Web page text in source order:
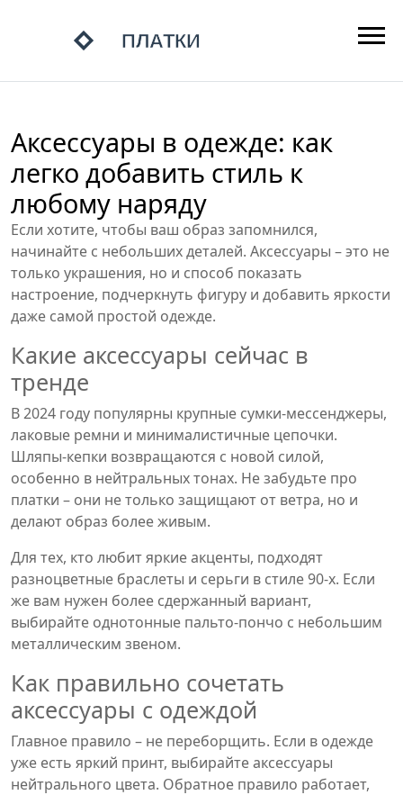
Аксессуары в одежде: как
легко добавить стиль к
любому наряду
Если хотите, чтобы ваш образ запомнился,
начинайте с небольших деталей. Аксессуары – это не
только украшения, но и способ показать
настроение, подчеркнуть фигуру и добавить яркости
даже самой простой одежде.
Какие аксессуары сейчас в
тренде
В 2024 году популярны крупные сумки‑мессенджеры,
лаковые ремни и минималистичные цепочки.
Шляпы‑кепки возвращаются с новой силой,
особенно в нейтральных тонах. Не забудьте про
платки – они не только защищают от ветра, но и
делают образ более живым.
Для тех, кто любит яркие акценты, подходят
разноцветные браслеты и серьги в стиле 90‑х. Если
же вам нужен более сдержанный вариант,
выбирайте однотонные пальто‑пончо с небольшим
металлическим звеном.
Как правильно сочетать
аксессуары с одеждой
Главное правило – не переборщить. Если в одежде
уже есть яркий принт, выбирайте аксессуары
нейтрального цвета. Обратное правило работает,